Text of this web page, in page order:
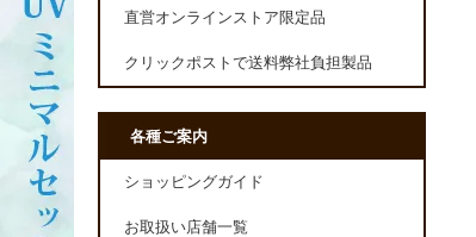
直営オンラインストア限定品
クリックポストで送料弊社負担製品
各種ご案内
ショッピングガイド
お取扱い店舗一覧